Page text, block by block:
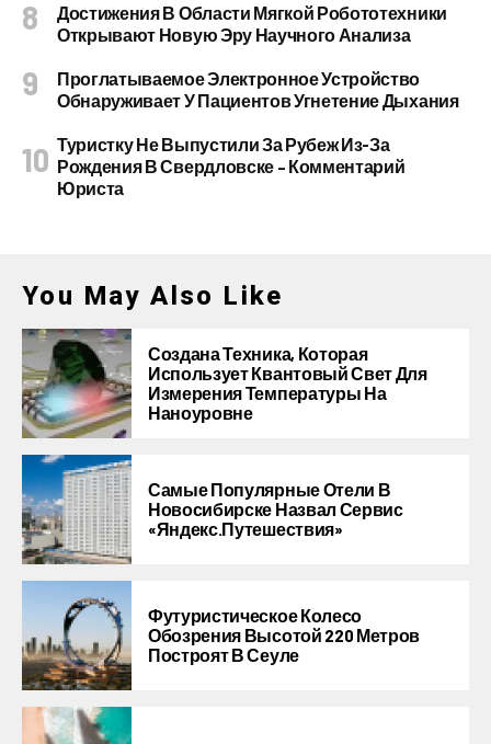
Достижения В Области Мягкой Робототехники
Открывают Новую Эру Научного Анализа
Проглатываемое Электронное Устройство
Обнаруживает У Пациентов Угнетение Дыхания
Туристку Не Выпустили За Рубеж Из-За
Рождения В Свердловске – Комментарий
Юриста
You May Also Like
Создана Техника, Которая
Использует Квантовый Свет Для
Измерения Температуры На
Наноуровне
Самые Популярные Отели В
Новосибирске Назвал Сервис
«Яндекс.Путешествия»
Футуристическое Колесо
Обозрения Высотой 220 Метров
Построят В Сеуле